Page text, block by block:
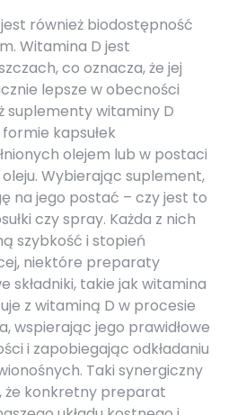
również biodostępność
Witamina D jest
co oznacza, że jej
lepsze w obecności
suplementy witaminy D
kapsułek
olejem lub w postaci
Wybierając suplement,
na jego postać – czy jest to
czy spray. Każda z nich
szybkość i stopień
niektóre preparaty
składniki, takie jak witamina
z witaminą D w procesie
wspierając jego prawidłowe
i zapobiegając odkładaniu
Taki synergiczny
że konkretny preparat